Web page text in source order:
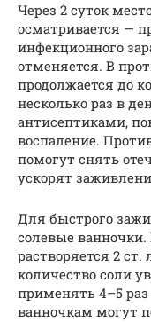
Через 2 суток
осматривается —
инфекционного
отменяется. В
продолжается до
несколько раз в
антисептиками,
воспаление.
помогут снять
ускорят
Для быстрого
солевые
растворяется 2
количество соли
применять 4–5
ванночкам могут